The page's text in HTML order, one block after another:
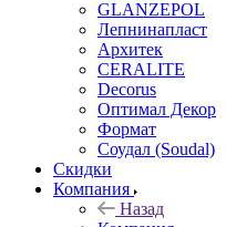
GLANZEPOL
Лепнинапласт
Архитек
CERALITE
Decorus
Оптимал Декор
Формат
Соудал (Soudal)
Скидки
Компания
Назад